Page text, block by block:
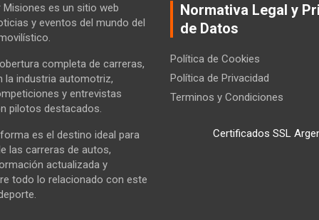
es un sitio web
y eventos del mundo del
completa de carreras,
la industria automotriz,
y entrevistas
pilotos destacados.
es el destino ideal para
las carreras de autos,
actualizada y
todo lo relacionado con este
Normativa Legal y
de Datos
Política de Cookies
Política de Privacidad
Terminos y Condiciones
Certificados SSL